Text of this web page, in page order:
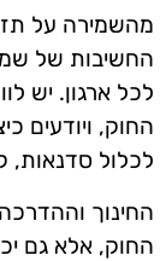
מהשמירה על
החשיבות של
לכל ארגון. יש
החוק, ויודעים
לכלול סדנאות,
החינוך
החוק, אלא גם